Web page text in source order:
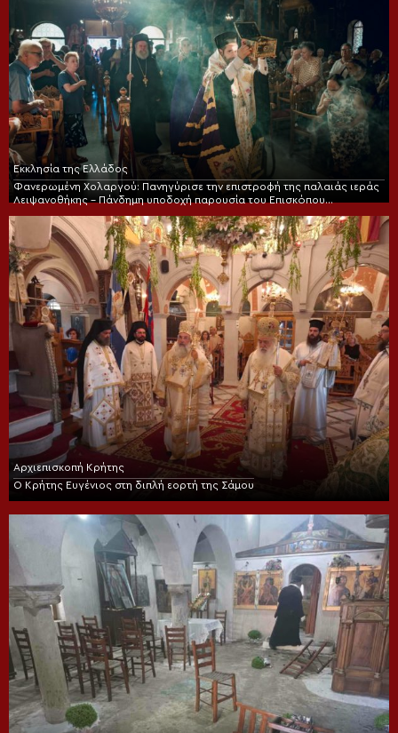
Εκκλησία της Ελλάδος
Φανερωμένη Χολαργού: Πανηγύρισε την επιστροφή της παλαιάς ιεράς
Λειψανοθήκης – Πάνδημη υποδοχή παρουσία του Επισκόπου
Αρχιεπισκοπή Κρήτης
Ο Κρήτης Ευγένιος στη διπλή εορτή της Σάμου